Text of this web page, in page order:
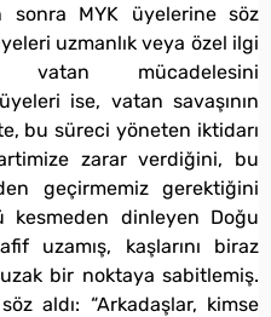
sonra MYK üyelerine söz
uzmanlık veya özel ilgi
vatan mücadelesini
ise, vatan savaşının
bu süreci yöneten iktidarı
zarar verdiğini, bu
geçirmemiz gerektiğini
kesmeden dinleyen Doğu
uzamış, kaşlarını biraz
bir noktaya sabitlemiş.
aldı: “Arkadaşlar, kimse